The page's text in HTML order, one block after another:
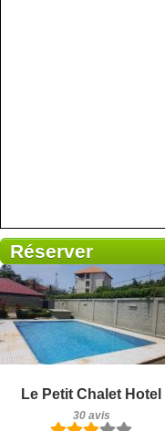
Réserver
Le Petit Chalet Hotel
30 avis